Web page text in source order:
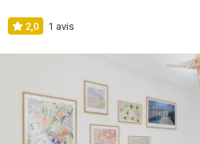
2,0 1 avis